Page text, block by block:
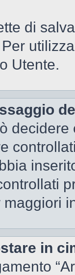
di
Utente.
maggiori
in